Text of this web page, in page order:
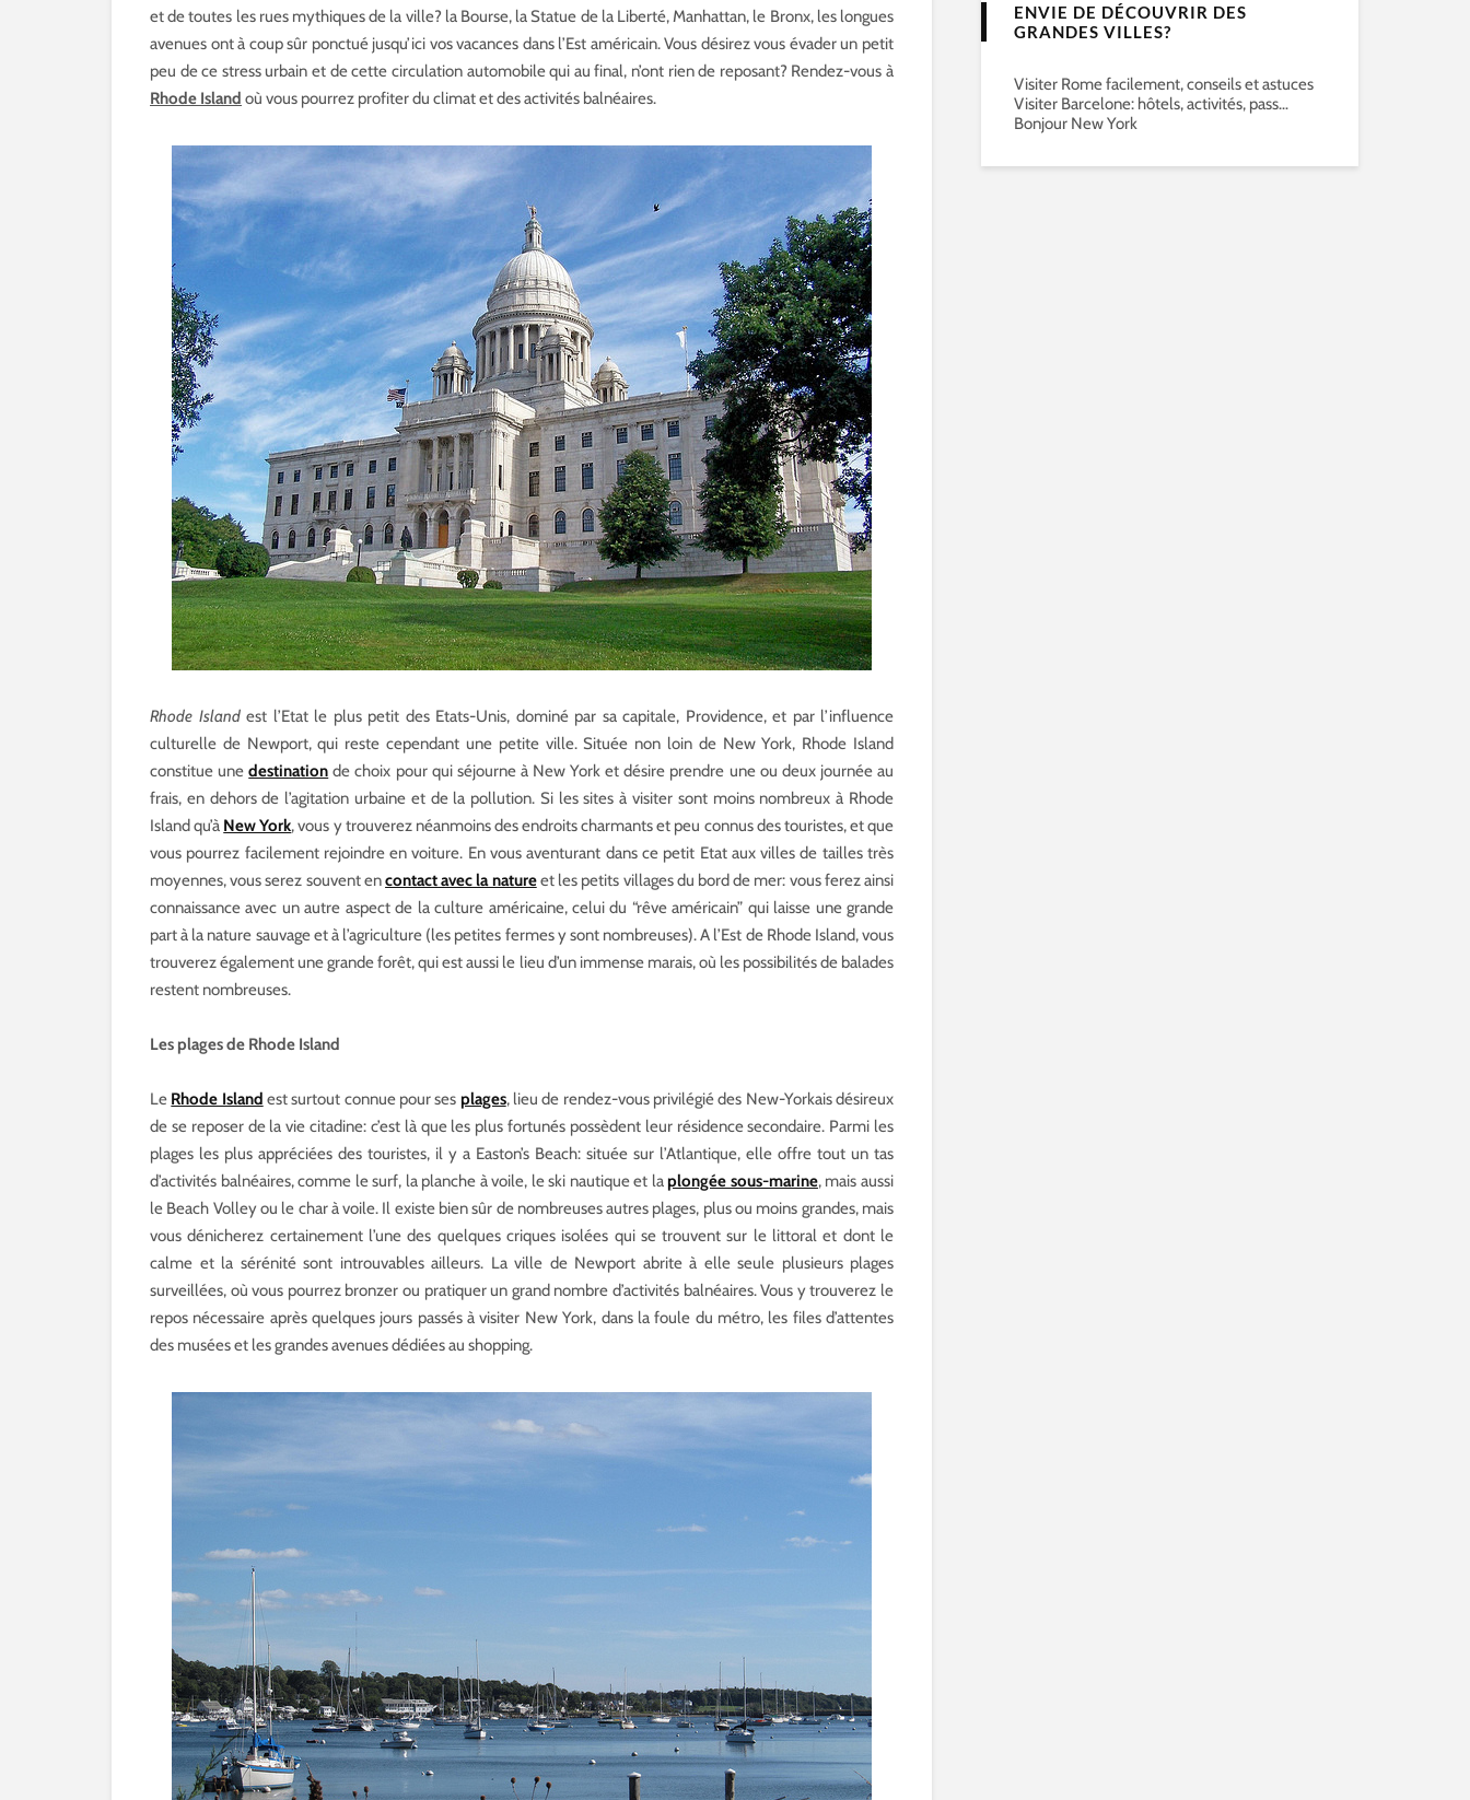
et de toutes les rues mythiques de la ville? la Bourse, la Statue de la Liberté, Manhattan, le Bronx, les longues
avenues ont à coup sûr ponctué jusqu’ici vos vacances dans l’Est américain. Vous désirez vous évader un petit
peu de ce stress urbain et de cette circulation automobile qui au final, n’ont rien de reposant? Rendez-vous à
Rhode Island où vous pourrez profiter du climat et des activités balnéaires.
Rhode Islandest l’Etat le plus petit des Etats-Unis, dominé par sa capitale, Providence, et par l’influence
culturelle de Newport, qui reste cependant une petite ville. Située non loin de New York, Rhode Island
constitue unedestination de choix pour qui séjourne à New York et désire prendre une ou deux journée au
frais, en dehors de l’agitation urbaine et de la pollution. Si les sites à visiter sont moins nombreux à Rhode
Island qu’à New York, vous y trouverez néanmoins des endroits charmants et peu connus des touristes, et que
vous pourrez facilement rejoindre en voiture. En vous aventurant dans ce petit Etat aux villes de tailles très
moyennes, vous serez souvent encontact avec la natureet les petits villages du bord de mer: vous ferez ainsi
connaissance avec un autre aspect de la culture américaine, celui du “rêve américain” qui laisse une grande
part à la nature sauvage et à l’agriculture (les petites fermes y sont nombreuses). A l’Est de Rhode Island, vous
trouverez également une grande forêt, qui est aussi le lieu d’un immense marais, où les possibilités de balades
restent nombreuses.
Les plages de Rhode Island
Le Rhode Island est surtout connue pour ses plages, lieu de rendez-vous privilégié des New-Yorkais désireux
de se reposer de la vie citadine: c’est là que les plus fortunés possèdent leur résidence secondaire. Parmi les
plages les plus appréciées des touristes, il y a Easton’s Beach: située sur l’Atlantique, elle offre tout un tas
d’activités balnéaires, comme le surf, la planche à voile, le ski nautique et laplongée sous-marine, mais aussi
le Beach Volley ou le char à voile. Il existe bien sûr de nombreuses autres plages, plus ou moins grandes, mais
vous dénicherez certainement l’une des quelques criques isolées qui se trouvent sur le littoral et dont le
calme et la sérénité sont introuvables ailleurs. La ville de Newport abrite à elle seule plusieurs plages
surveillées, où vous pourrez bronzer ou pratiquer un grand nombre d’activités balnéaires. Vous y trouverez le
repos nécessaire après quelques jours passés à visiter New York, dans la foule du métro, les files d’attentes
des musées et les grandes avenues dédiées au shopping.
ENVIE DE DÉCOUVRIR DES
GRANDES VILLES?
Visiter Rome facilement, conseils et astuces
Visiter Barcelone: hôtels, activités, pass…
Bonjour New York